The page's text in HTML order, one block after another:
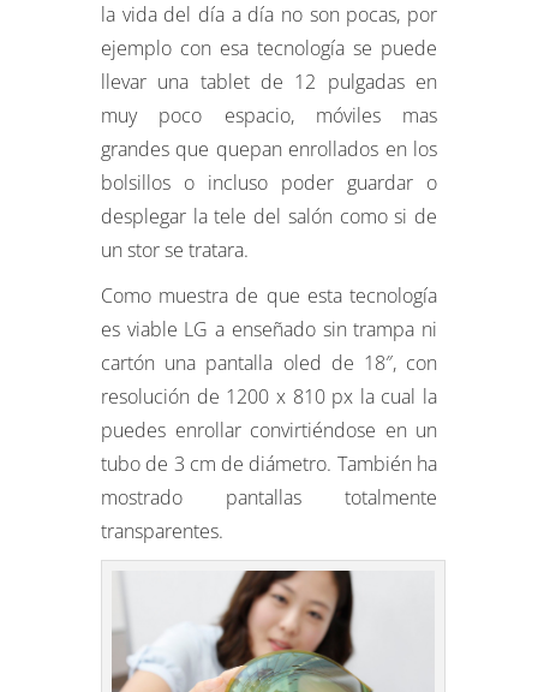
la vida del día a día no son pocas, por
ejemplo con esa tecnología se puede
llevar una tablet de 12 pulgadas en
muy poco espacio, móviles mas
grandes que quepan enrollados en los
bolsillos o incluso poder guardar o
desplegar la tele del salón como si de
un stor se tratara.
Como muestra de que esta tecnología
es viable LG a enseñado sin trampa ni
cartón una pantalla oled de 18″, con
resolución de 1200 x 810 px la cual la
puedes enrollar convirtiéndose en un
tubo de 3 cm de diámetro. También ha
mostrado pantallas totalmente
transparentes.